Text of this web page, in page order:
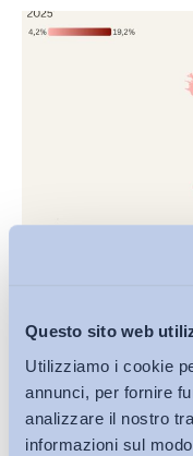
Questo sito web
Utilizziamo i cookie
annunci, per fornire
analizzare il nostro
informazioni sul
NEET (15-29 anni)
diRedazione ADAPT
23 Giugno 2026